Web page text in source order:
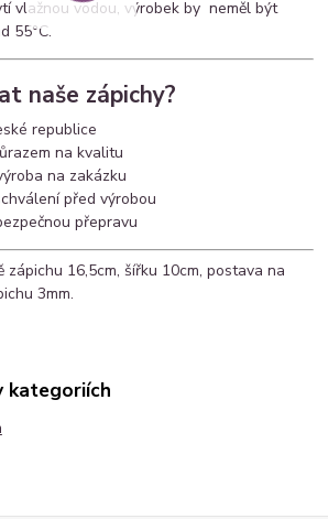
vlažnou vodou, výrobek by neměl být
55°C.
naše zápichy?
republice
na kvalitu
na zakázku
před výrobou
přepravu
zápichu 16,5cm, šířku 10cm, postava na
3mm.
kategoriích